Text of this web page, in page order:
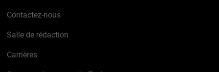
Contactez-nous
Salle de rédaction
Carrières